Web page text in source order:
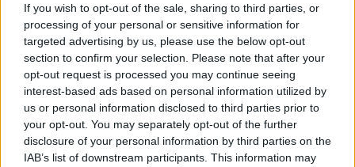
If you wish to opt-out of the sale, sharing to third parties, or
processing of your personal or sensitive information for
targeted advertising by us, please use the below opt-out
section to confirm your selection. Please note that after your
opt-out request is processed you may continue seeing
interest-based ads based on personal information utilized by
us or personal information disclosed to third parties prior to
your opt-out. You may separately opt-out of the further
disclosure of your personal information by third parties on the
IAB’s list of downstream participants. This information may
spolu s německým městem
Rögnitzlosau připravilo projekt
Společně za vodu a klima. Je
zaměřený na opatření k
udržení vody v krajině i v intravilánu města, ale i na osvětu mezi
veřejností a školními dětmi. Součástí projektu bude i obnova a
odbahnění rybníka Trojmezí, pod kterým žijí přísně chráněné
perlorodky říční, řekl starosta Hranic Daniel Mašlár (nez.). Na
prvním opatření se začne pracovat už letos na podzim a s
dokončením se počítá do konce roku 2027.